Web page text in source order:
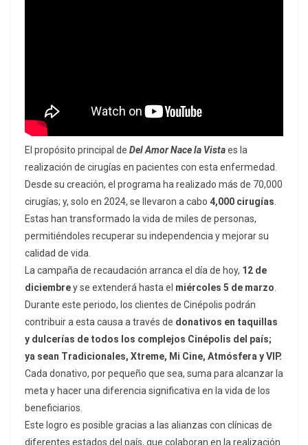
El propósito principal de Del Amor Nace la Vistaes la
realización de cirugías en pacientes con esta enfermedad.
Desde su creación, el programa ha realizado más de 70,000
cirugías; y, solo en 2024, se llevaron a cabo 4,000 cirugías
Estas han transformado la vida de miles de personas,
permitiéndoles recuperar su independencia y mejorar su
calidad de vida.
La campaña de recaudación arranca el día de hoy, 12 de
diciembrey se extenderá hasta el miércoles 5 de marzo
Durante este periodo, los clientes de Cinépolis podrán
contribuir a esta causa a través de donativos en taquillas
y dulcerías de todos los complejos Cinépolis del país;
ya sean Tradicionales, Xtreme, Mi Cine, Atmósfera y VIP.
Cada donativo, por pequeño que sea, suma para alcanzar la
meta y hacer una diferencia significativa en la vida de los
beneficiarios.
Este logro es posible gracias a las alianzas con clínicas de
diferentes estados del país, que colaboran en la realización